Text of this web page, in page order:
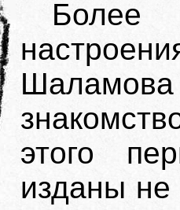
Более
этого
изданы